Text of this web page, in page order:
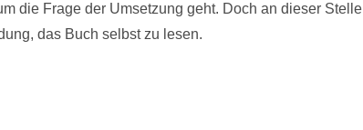
die Frage der Umsetzung geht. Doch an dieser Stelle
das Buch selbst zu lesen.